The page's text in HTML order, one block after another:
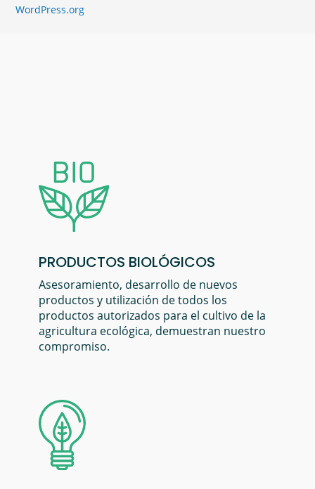
WordPress.org
PRODUCTOS BIOLÓGICOS
Asesoramiento, desarrollo de nuevos
productos y utilización de todos los
productos autorizados para el cultivo de la
agricultura ecológica, demuestran nuestro
compromiso.